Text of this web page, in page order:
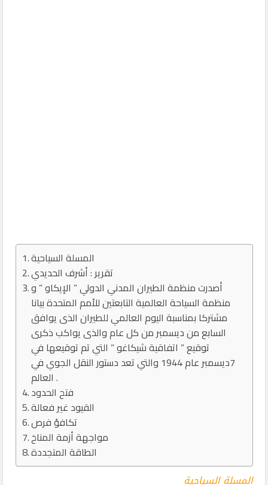
المسلة السياحية
تقرير : أشرف الحديدي
أصدرت منظمة الطيران المدني الدولي ” الإيكاو ” و
منظمة السياحة العالمية التابعتين للأمم المتحدة بيانا
مشتركا بمناسبة اليوم العالمي للطيران الذى يوافق
السابع من ديسمبر من كل عام والذى يواكب ذكرى
توقيع ” اتفاقية شيكاغو ” التي تم توقيعها في
7ديسمبر عام 1944 والتي تعد دستور النقل الجوي في
العالم .
فتح الحدود
القيود غير فعالة
تكافؤ فرص
مواجهة أزمة المناخ
الطاقة المتجددة
المسلة السياحية